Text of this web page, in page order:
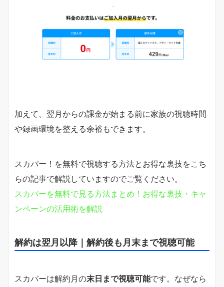
加えて、翌月からの課金が始まる前に家族の視聴時間
や録画環境を整える余裕もできます。
スカパー！を無料で視聴する方法とお得な裏技をこち
らの記事で解説していますのでご覧ください。
スカパーを無料で見る方法まとめ！お得な裏技・キャ
ンペーンの活用術を解説
解約は翌月以降｜解約後も月末まで視聴可能
スカパーは解約月の末日まで視聴可能です。なぜなら